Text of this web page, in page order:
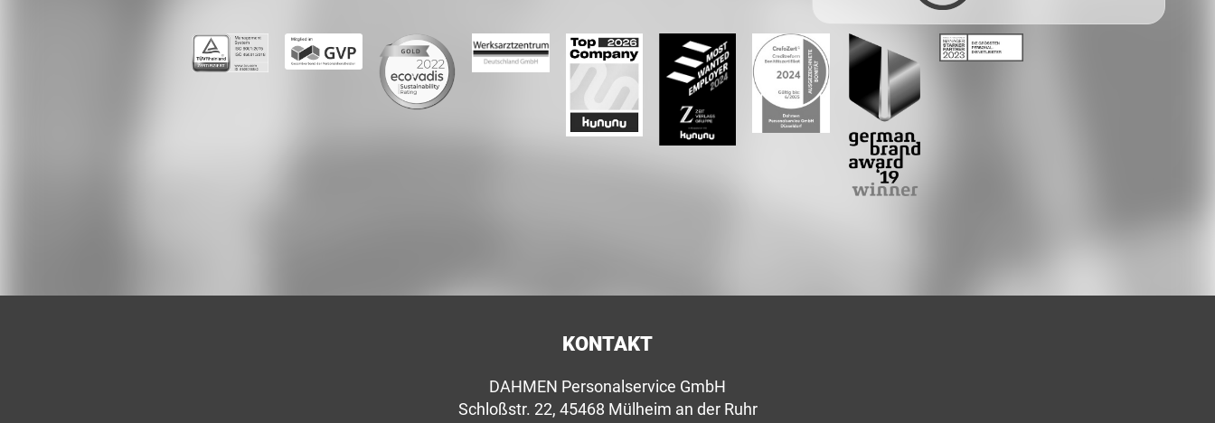
Facebook
LinkedIn
Whatsapp
KONTAKT
DAHMEN Personalservice GmbH
Schloßstr. 22, 45468 Mülheim an der Ruhr